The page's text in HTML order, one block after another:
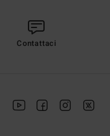
Contattaci